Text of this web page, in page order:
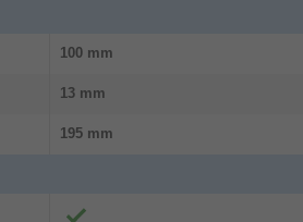
100 mm
13 mm
195 mm